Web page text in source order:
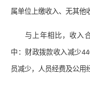
属单位上缴收入、无其他
与上年相比，收入
中：财政拨款收入减少
员减少，人员经费及公用